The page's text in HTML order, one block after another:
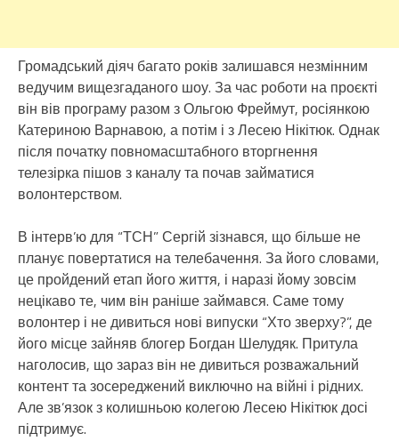
Громадський діяч багато років залишався незмінним
ведучим вищезгаданого шоу. За час роботи на проєкті
він вів програму разом з Ольгою Фреймут, росіянкою
Катериною Варнавою, а потім і з Лесею Нікітюк. Однак
після початку повномасштабного вторгнення
телезірка пішов з каналу та почав займатися
волонтерством.
В інтерв’ю для “ТСН” Сергій зізнався, що більше не
планує повертатися на телебачення. За його словами,
це пройдений етап його життя, і наразі йому зовсім
нецікаво те, чим він раніше займався. Саме тому
волонтер і не дивиться нові випуски “Хто зверху?”, де
його місце зайняв блогер Богдан Шелудяк. Притула
наголосив, що зараз він не дивиться розважальний
контент та зосереджений виключно на війні і рідних.
Але зв’язок з колишньою колегою Лесею Нікітюк досі
підтримує.